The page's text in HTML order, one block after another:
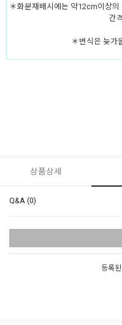
＊화분재배시에는 약12cm이상
간
＊번식은 늦가
상품상세
Q&A (0)
등록